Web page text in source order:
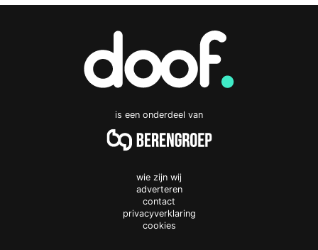
is een onderdeel van
wie zijn wij
adverteren
contact
privacyverklaring
cookies